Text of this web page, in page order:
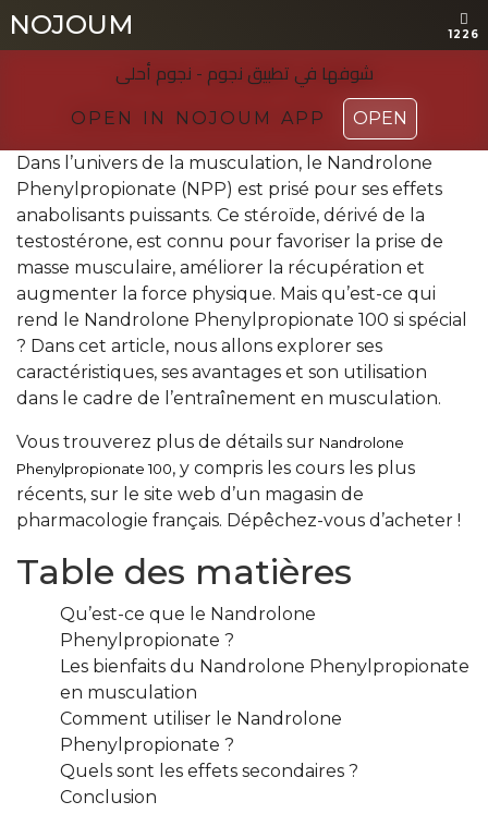
NOJOUM 1226
شوفها في تطبیق نجوم - نجوم أحلی
OPEN IN NOJOUM APP OPEN
NOJOUM 1226
شوفها في تطبیق نجوم - نجوم أحلی
OPEN IN NOJOUM APP OPEN
Dans l’univers de la musculation, le Nandrolone
Phenylpropionate (NPP) est prisé pour ses effets
anabolisants puissants. Ce stéroïde, dérivé de la
testostérone, est connu pour favoriser la prise de
masse musculaire, améliorer la récupération et
augmenter la force physique. Mais qu’est-ce qui
rend le Nandrolone Phenylpropionate 100 si spécial
? Dans cet article, nous allons explorer ses
caractéristiques, ses avantages et son utilisation
dans le cadre de l’entraînement en musculation.
Vous trouverez plus de détails sur Nandrolone
Phenylpropionate 100, y compris les cours les plus
récents, sur le site web d’un magasin de
pharmacologie français. Dépêchez-vous d’acheter !
Table des matières
Qu’est-ce que le Nandrolone
Phenylpropionate ?
Les bienfaits du Nandrolone Phenylpropionate
en musculation
Comment utiliser le Nandrolone
Phenylpropionate ?
Quels sont les effets secondaires ?
Conclusion